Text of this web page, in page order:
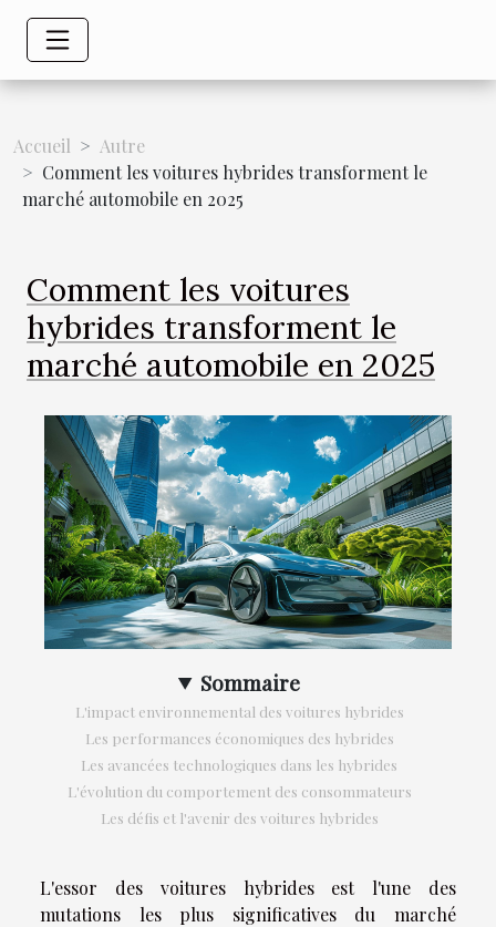
Accueil
Autre
Comment les voitures hybrides transforment le
marché automobile en 2025
Comment les voitures
hybrides transforment le
marché automobile en 2025
Sommaire
L'impact environnemental des voitures hybrides
Les performances économiques des hybrides
Les avancées technologiques dans les hybrides
L'évolution du comportement des consommateurs
Les défis et l'avenir des voitures hybrides
L'essor des voitures hybrides est l'une des
mutations les plus significatives du marché